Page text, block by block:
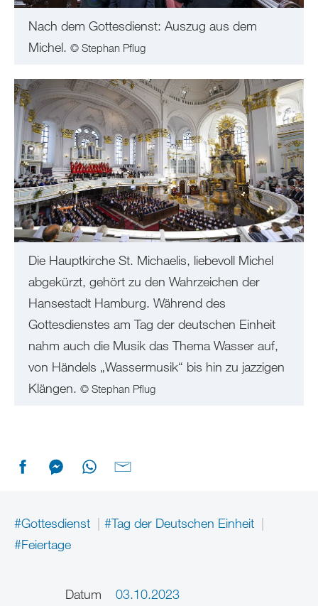
Nach dem Gottesdienst: Auszug aus dem
Michel. © Stephan Pflug
Die Hauptkirche St. Michaelis, liebevoll Michel
abgekürzt, gehört zu den Wahrzeichen der
Hansestadt Hamburg. Während des
Gottesdienstes am Tag der deutschen Einheit
nahm auch die Musik das Thema Wasser auf,
von Händels „Wassermusik“ bis hin zu jazzigen
Klängen. © Stephan Pflug
#Gottesdienst
#Tag der Deutschen Einheit
#Feiertage
Datum 03.10.2023